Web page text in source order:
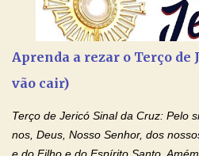
Aprenda a rezar o Terço de
vão cair)
Terço de Jericó Sinal da Cruz: Pelo
nos, Deus, Nosso Senhor, dos